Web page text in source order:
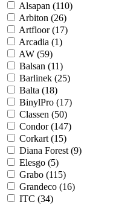
Alsapan (110)
Arbiton (26)
Artfloor (17)
Arcadia (1)
AW (59)
Balsan (11)
Barlinek (25)
Balta (18)
BinylPro (17)
Classen (50)
Condor (147)
Corkart (15)
Diana Forest (9)
Elesgo (5)
Grabo (115)
Grandeco (16)
ITC (34)